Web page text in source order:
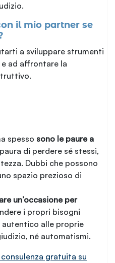
il mio partner se
a sviluppare strumenti
ad affrontare la
spesso sono le paure a
di perdere sé stessi,
Dubbi che possono
spazio prezioso di
un’occasione per
i propri bisogni
autentico alle proprie
né automatismi.
gratuita su